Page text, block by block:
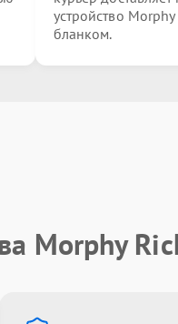
устройство
бланком.
Morphy